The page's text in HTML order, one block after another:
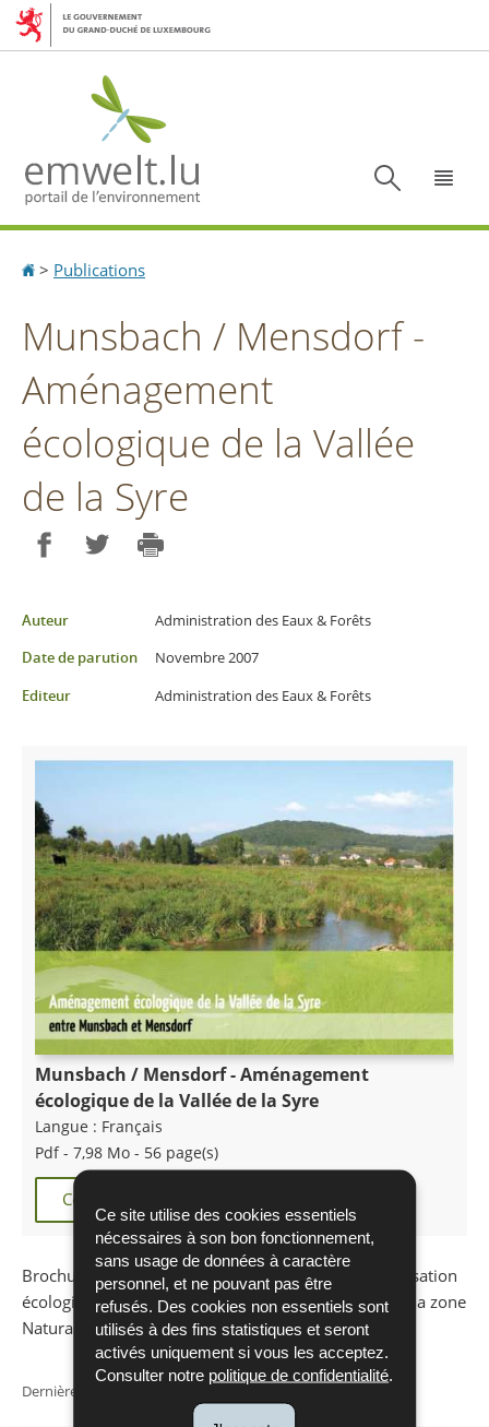
Ce site utilise des cookies essentiels
nécessaires à son bon fonctionnement,
sans usage de données à caractère
personnel, et ne pouvant pas être
refusés. Des cookies non essentiels sont
utilisés à des fins statistiques et seront
activés uniquement si vous les acceptez.
Consulter notre politique de confidentialité
Aller
Aller
Accueil
> Publications
Munsbach / Mensdorf -
Aménagement
écologique de la Vallée
de la Syre
Auteur
Administration des Eaux & Forêts
Date de parution
Novembre 2007
Editeur
Administration des Eaux & Forêts
Munsbach / Mensdorf - Aménagement
écologique de la Vallée de la Syre
Langue : Français
Pdf - 7,98 Mo - 56 page(s)
Commander
Brochure sur le projet de renaturation et de revalorisation
écologique de la Syre et des terrains afférents, dans la zone
Natura 2000 entre Munsbach et Mensdorf.
Dernière mise à jour 31/08/2017